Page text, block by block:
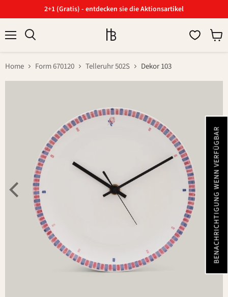
BENACHRICHTIGUNG WENN VERFÜGBAR
2+1 (Gratis) - entdecken sie die Aktionsartikel
Home Form 670120 Telleruhr 502S Dekor 103